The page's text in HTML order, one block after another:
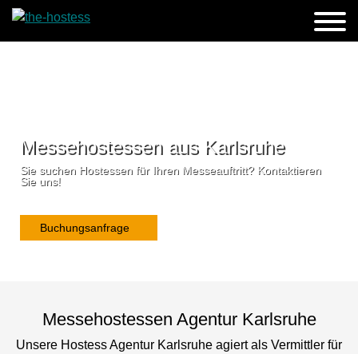
Messehostessen aus Karlsruhe
Sie suchen Hostessen für Ihren Messeauftritt? Kontaktieren
Sie uns!
Buchungsanfrage
Messehostessen Agentur Karlsruhe
Unsere Hostess Agentur Karlsruhe agiert als Vermittler für